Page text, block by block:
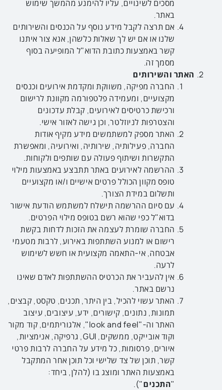
מסכים לשינויים, עליו להימנע מהמשך שימוש
באתר.
אם תרצה לקבל מידע נוסף על הכנסים והשירותים
שלנו או אם יש לך שאלות כלשהן, אנא צור איתנו
קשר באמצעות כתובת הדוא"ל המופיעה בסוף
מסמך זה.
האתר והשירותים
החברה מפיקה, משווקת ומקדמת אירועים וכנסים
מקצועיים, ומעמידה פלטפורמה מקוונת לרישום
ורכישת כרטיסים לאירועים, קבלת עדכונים
והצטרפות לניוזלטר, וכן גישה לאזור אישי.
האתר מספק למשתמשים מידע מקיף אודות
החברה, פעילותיה, שירותיה, ואירועיה, ומאפשרת
התקשרות ושיתוף פעולה עם שותפים ולקוחות.
ההרשמה לאירועים באתר תתבצע באמצעות מילוי
טופס מקוון הכולל פרטים אישיים ו/או מקצועיים
ותשלום במידת הצורך.
עם סיום ההרשמה תישלח למשתמש הודעת אישור
בדוא"ל כפי שהוא רשם בטופס מילוי הפרטים.
החברה שומרת לעצמה את הזכות לדחות בקשת
רישום או למנוע השתתפות באירוע, לרבות מטעמי
אבטחה, אי-התאמה מקצועית או חשש לשימוש
לרעה.
אין להעביר את הכרטיס ההשתתפות לאדם שאינו
נרשם באתר.
האתר עשוי להכיל, בין היתר, תכנים, טקסט, קבצים,
תמונות, נתונים, קישורים, ידע, עיצובים, עיצוב
האתר וה-"look and feel", אלגוריתמים, קוד מקור
וקוד אובייקט, ממשקים, GUI, גרפיקה, אנימציות,
איורים, פרסומות, כל מידע על החברה לרבות פרטי
קשר, תוכן של צד שלישי וכל תוכן אחר המתקבל
באמצעות האתר ומוצג בו (להלן, ביחד:
"התכנים").